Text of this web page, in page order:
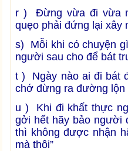
r ) Đừng vừa đi vừa
quẹo phải đứng lại xây
s) Mỗi khi có chuyện
người sau cho để bát
t ) Ngày nào ai đi bát
chớ đừng ra đường lộn
u ) Khi đi khất thực
gởi hết hãy bảo người
thì không được nhận
mà thôi”